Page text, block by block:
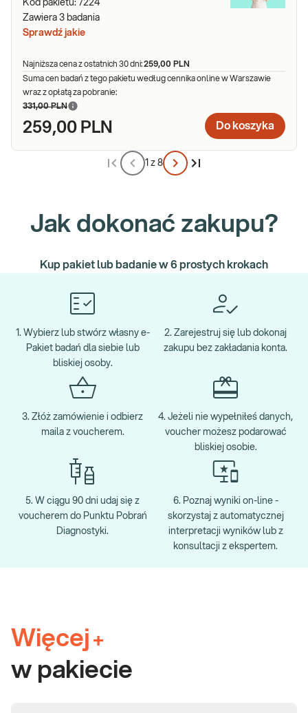
Kod pakietu: 7224
Zawiera 3 badania
Sprawdź jakie
Najniższa cena z ostatnich 30 dni:259,00 PLN
Suma cen badań z tego pakietu według cennika online w Warszawie
wraz z opłatą za pobranie:
331,00 PLN
259,00 PLN Do koszyka
1 z 8
Jak dokonać zakupu?
Kup pakiet lub badanie w 6 prostych krokach
1. Wybierz lub stwórz własny e-
Pakiet badań dla siebie lub
bliskiej osoby.
2. Zarejestruj się lub dokonaj
zakupu bez zakładania konta.
3. Złóż zamówienie i odbierz
maila z voucherem.
4. Jeżeli nie wypełniłeś danych,
voucher możesz podarować
bliskiej osobie.
5. W ciągu 90 dni udaj się z
voucherem do Punktu Pobrań
Diagnostyki.
6. Poznaj wyniki on-line -
skorzystaj z automatycznej
interpretacji wyników lub z
konsultacji z ekspertem.
Więcej +
w pakiecie